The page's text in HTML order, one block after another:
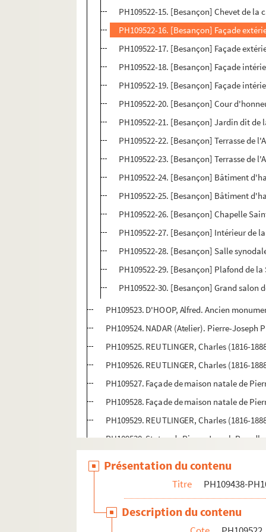
PH109522-15. [Besançon] Chevet de la
PH109522-16. [Besançon] Façade
PH109522-17. [Besançon] Façade
PH109522-18. [Besançon] Façade
PH109522-19. [Besançon] Façade
PH109522-20. [Besançon] Cour
PH109522-21. [Besançon] Jardin dit de
PH109522-22. [Besançon] Terrasse de
PH109522-23. [Besançon] Terrasse de
PH109522-24. [Besançon] Bâtiment
PH109522-25. [Besançon] Bâtiment
PH109522-26. [Besançon] Chapelle
PH109522-27. [Besançon] Intérieur de
PH109522-28. [Besançon] Salle
PH109522-29. [Besançon] Plafond de
PH109522-30. [Besançon] Grand salon
PH109523. D'HOOP, Alfred. Ancien
PH109524. NADAR (Atelier). Pierre-Joseph
PH109525. REUTLINGER, Charles (1816-
PH109526. REUTLINGER, Charles (1816-
PH109527. Façade de maison natale de
PH109528. Façade de maison natale de
PH109529. REUTLINGER, Charles (1816-
PH109530. Statue de Pierre-Joseph
PH109534. Mikhaïl Bakounine
Présentation du contenu
Titre PH109438-
Description du contenu